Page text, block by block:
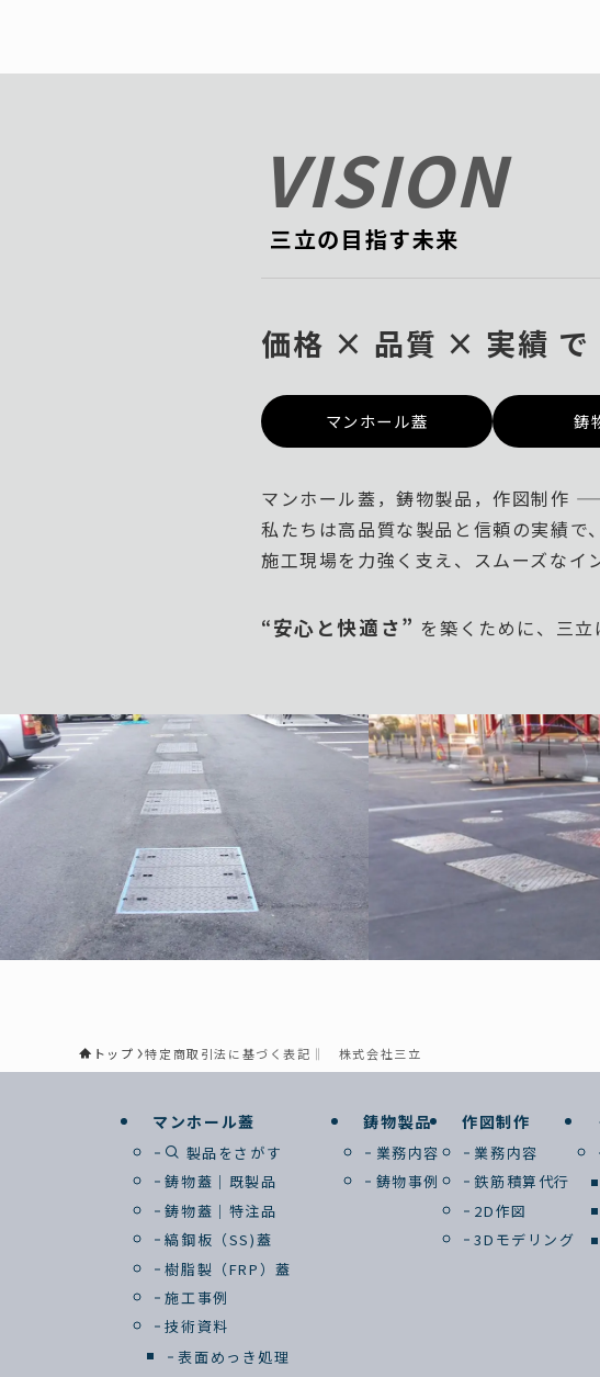
VISION
―― 三立の目指す未来
価格 × 品質 × 実績 で
マンホール蓋 鋳
マンホール蓋，鋳物製品，作図制作 ―――
私たちは高品質な製品と信頼の実績で
施工現場を力強く支え、スムーズなイ
“安心と快適さ” を築くために、三
トップ 特定商取引法に基づく表記‖ 株式会社三立
マンホール蓋
製品をさがす
鋳物蓋｜既製品
鋳物蓋｜特注品
縞鋼板（SS)蓋
樹脂製（FRP）蓋
施工事例
技術資料
表面めっき処理
鋳物製品
業務内容
鋳物事例
作図制作
業務内容
鉄筋積算代行
2D作図
3Dモデリング